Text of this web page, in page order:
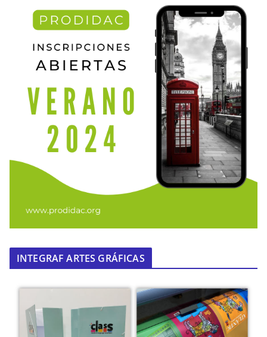
INTEGRAF ARTES GRÁFICAS